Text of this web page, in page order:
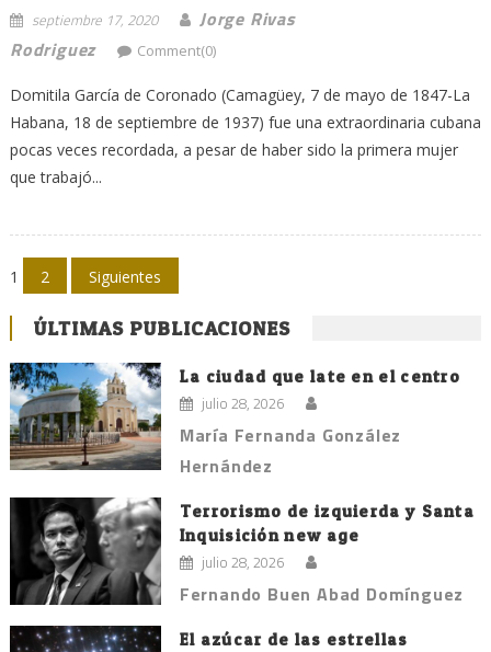
septiembre 17, 2020
Jorge Rivas
Rodriguez
Comment(0)
Domitila García de Coronado (Camagüey, 7 de mayo de 1847-La
Habana, 18 de septiembre de 1937) fue una extraordinaria cubana
pocas veces recordada, a pesar de haber sido la primera mujer
que trabajó...
Navegación
de
entradas
1 2 Siguientes
ÚLTIMAS PUBLICACIONES
La ciudad que late en el centro
julio 28, 2026
María Fernanda González
Hernández
Terrorismo de izquierda y Santa
Inquisición new age
julio 28, 2026
Fernando Buen Abad Domínguez
El azúcar de las estrellas